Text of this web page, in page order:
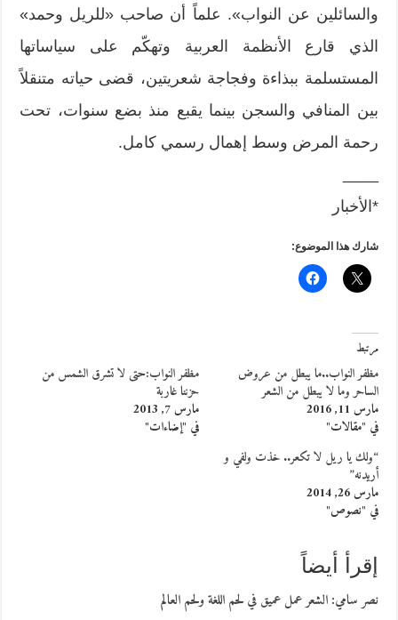
والسائلين عن النواب». علماً أن صاحب «للريل وحمد»
الذي قارع الأنظمة العربية وتهكّم على سياساتها
المستسلمة ببذاءة وفجاجة شعريتين، قضى حياته متنقلاً
بين المنافي والسجن بينما يقبع منذ بضع سنوات، تحت
رحمة المرض وسط إهمال رسمي كامل.
*الأخبار
شارك هذا الموضوع:
مرتبط
مظفر النواب..ما يبطل من عروض
الساحر وما لا يبطل من الشعر
مارس 11, 2016
في "مقالات"
مظفر النواب:حتى لا تشرق الشمس من
حزننا غاربة
مارس 7, 2013
في "إضاءات"
“ولك يا ريل لا تكعر.. خذت ولفي و
أريدنه”
مارس 26, 2014
في "نصوص"
إقرأ أيضاً
نصر سامي: الشعر عمل عميق في لحم اللغة ولحم العالم